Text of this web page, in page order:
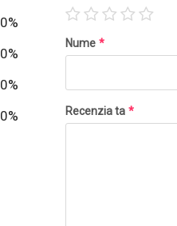
0%
0%
0%
0%
Nume *
Recenzia ta *